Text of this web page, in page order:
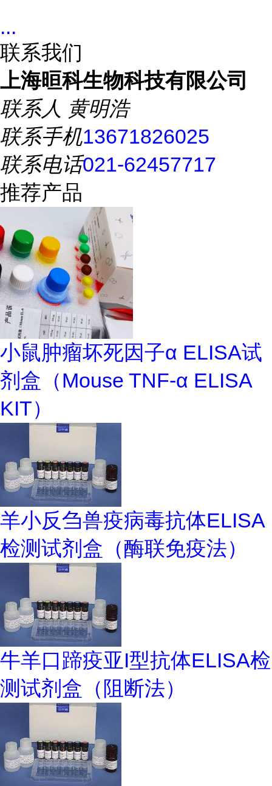
...
联系我们
上海晅科生物科技有限公司
联系人 黄明浩
联系手机13671826025
联系电话021-62457717
推荐产品
小鼠肿瘤坏死因子α ELISA试
剂盒（Mouse TNF-α ELISA
KIT）
羊小反刍兽疫病毒抗体ELISA
检测试剂盒（酶联免疫法）
牛羊口蹄疫亚I型抗体ELISA检
测试剂盒（阻断法）